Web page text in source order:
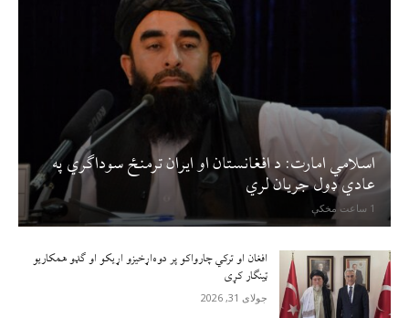
اسلامي امارت: د افغانستان او ایران ترمنځ سوداګري په
عادي ډول جریان لري
1 ساعت مخکې
افغان او ترکي چارواکو پر دوه‌اړخیزو اړيکو او ګډو همکاريو
ټينګار کړی
جولای 31, 2026